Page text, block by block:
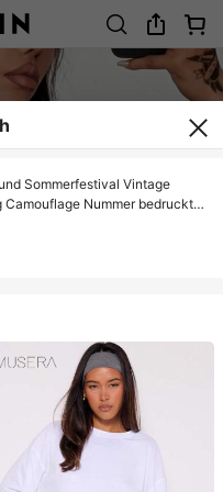
Sommerfestival Vintage
Nummer bedrucktes